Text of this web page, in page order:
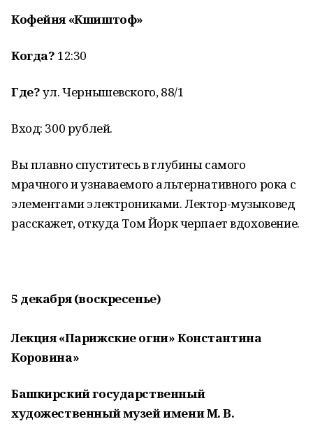
Кофейня «Кшиштоф»
Когда? 12:30
Где?ул. Чернышевского, 88/1
Вход: 300 рублей.
Вы плавно спуститесь в глубины самого
мрачного и узнаваемого альтернативного рока с
элементами электрониками. Лектор-музыковед
расскажет, откуда Том Йорк черпает вдоховение.
5 декабря (воскресенье)
Лекция «Парижские огни» Константина
Коровина»
Башкирский государственный
художественный музей имени М. В.